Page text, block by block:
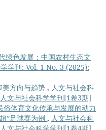
绿色发展：中国农村生态文
学刊: Vol. 1 No. 3 (2025):
美方向与趋势 , 人文与社会科
文与社会科学学刊[1卷3期]
俗体育文化传承与发展的动力
”足球赛为例 , 人文与社会科